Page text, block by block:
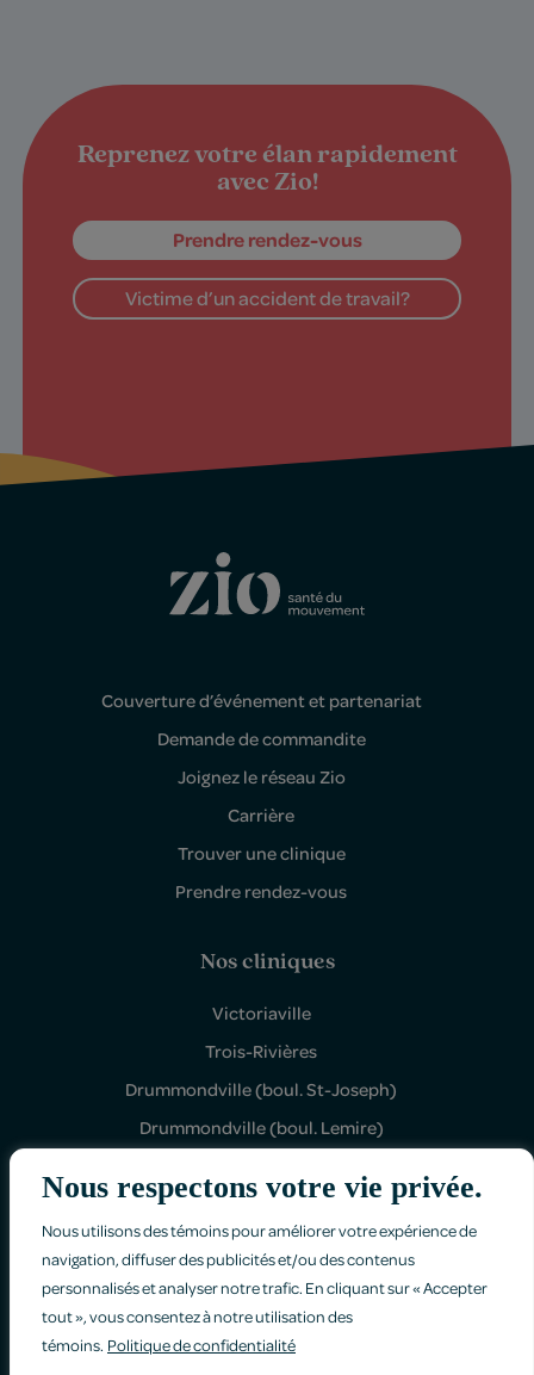
Nous respectons votre vie privée.
Nous utilisons des témoins pour améliorer votre expérience de
navigation, diffuser des publicités et/ou des contenus
personnalisés et analyser notre trafic. En cliquant sur « Accepter
tout », vous consentez à notre utilisation des
témoins. Politique de confidentialité
Reprenez votre élan rapidement
avec Zio!
Prendre rendez-vous
Victime d’un accident de travail?
Couverture d’événement et partenariat
Demande de commandite
Joignez le réseau Zio
Carrière
Trouver une clinique
Prendre rendez-vous
Nos cliniques
Victoriaville
Trois-Rivières
Drummondville (boul. St-Joseph)
Drummondville (boul. Lemire)
Politique de confidentialité
Faites-nous part de vos commentaires